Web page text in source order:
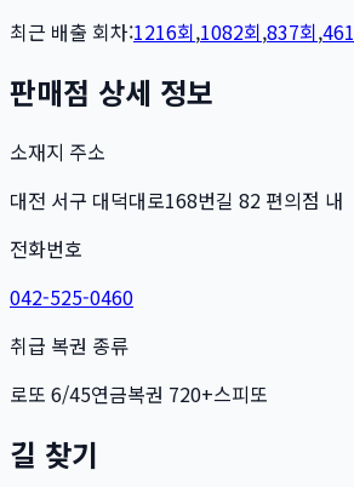
최근 배출 회차:1216회,1082회,837회,461
판매점 상세 정보
소재지 주소
대전 서구 대덕대로168번길 82 편의점 내
전화번호
042-525-0460
취급 복권 종류
로또 6/45연금복권 720+스피또
길 찾기